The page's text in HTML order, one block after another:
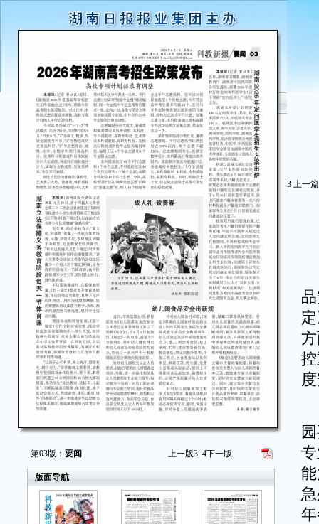
第03版： 要闻 上一版3 4下一版
版面导航
3 上一篇